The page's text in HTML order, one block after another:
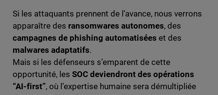
Si les attaquants prennent de l’avance, nous verrons
apparaître des ransomwares autonomes, des
campagnes de phishing automatisées et des
malwares adaptatifs.
Mais si les défenseurs s’emparent de cette
opportunité, les SOC deviendront des opérations
“AI-first”, où l’expertise humaine sera démultipliée